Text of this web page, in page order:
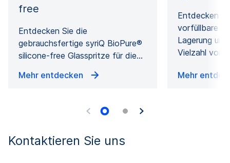
free
Entdecken Sie die
gebrauchsfertige syriQ BioPure®
silicone-free Glasspritze für die…
Mehr entdecken
Entdecken
vorfüllbare
Lagerung
Vielzahl von
Mehr
Kontaktieren Sie uns